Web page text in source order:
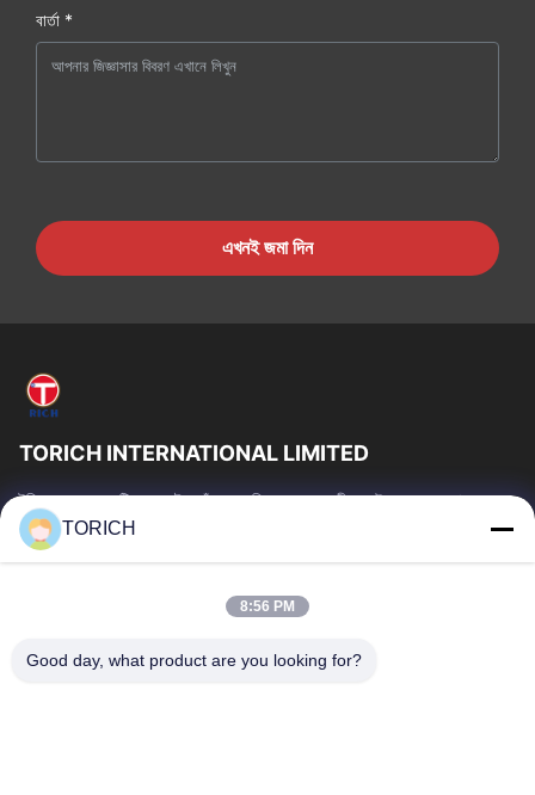
বার্তা *
এখনই জমা দিন
TORICH INTERNATIONAL LIMITED
টরিচ গ্রুপ হল একটি ওয়ান-স্টপ কাঁচামাল পরিষেবা প্রদানকারী যার উৎপাদন, গবেষণা ও
উন্নয়ন, ট্রেডিং, গুদামজাতকরণ এবং কাস্টমাইজড প্রক্রিয়াকরণে 30...
গুরুত্বপূর্ণ সংযোগ
পণ্য
কারখানা ভ্রমণ
মান নিয়ন্ত্রণ
TORICH
8:56 PM
Good day, what product are you looking for?